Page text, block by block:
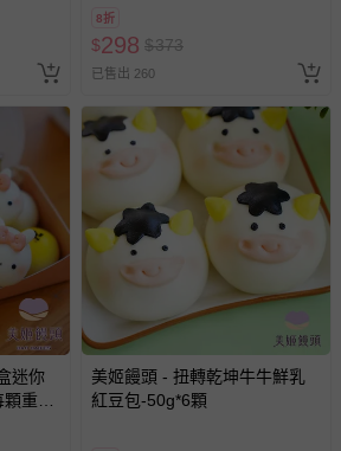
、說明文件及贈品等。
到商品7天（含例假日內提出），如為
運費，將由媽咪愛負責處理，若非瑕疵
訂單』>『已出貨』中查詢該筆訂單，
即可進行申請。若有相關退貨問題，請
ID: @mamilove
我們將依序為您處理
…等活動，如因部份退貨，而該訂單保
檻，將以原價計算，活動贈品亦需一併退
保護法的規定，不適用七天鑑賞期/猶
8折
$298 $373
已售出 260
迷你
重量
美姬饅頭 - 扭轉乾坤牛牛鮮乳
紅豆包-50g*6顆